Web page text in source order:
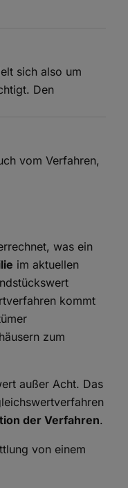
sich also um
Den
vom Verfahren,
was ein
im aktuellen
kommt
zum
außer Acht. Das
der Verfahren.
von einem